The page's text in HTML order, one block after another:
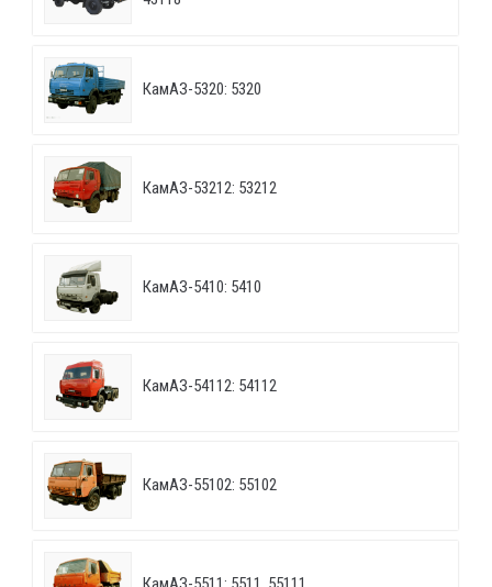
КамАЗ-5320: 5320
КамАЗ-53212: 53212
КамАЗ-5410: 5410
КамАЗ-54112: 54112
КамАЗ-55102: 55102